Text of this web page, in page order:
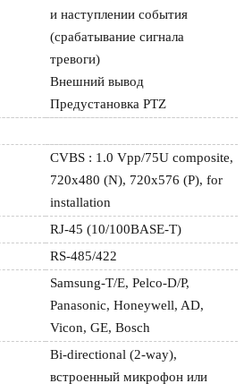
и наступлении события
(срабатывание сигнала
тревоги)
Внешний вывод
Предустановка PTZ
CVBS : 1.0 Vpp/75U composite,
720x480 (N), 720x576 (P), for
installation
RJ-45 (10/100BASE-T)
RS-485/422
Samsung-T/E, Pelco-D/P,
Panasonic, Honeywell, AD,
Vicon, GE, Bosch
Bi-directional (2-way),
встроенный микрофон или